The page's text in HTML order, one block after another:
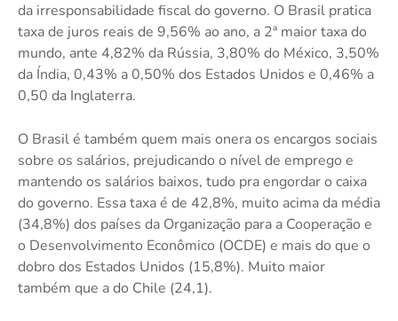
da irresponsabilidade fiscal do governo. O Brasil pratica
taxa de juros reais de 9,56% ao ano, a 2ª maior taxa do
mundo, ante 4,82% da Rússia, 3,80% do México, 3,50%
da Índia, 0,43% a 0,50% dos Estados Unidos e 0,46% a
0,50 da Inglaterra.
O Brasil é também quem mais onera os encargos sociais
sobre os salários, prejudicando o nível de emprego e
mantendo os salários baixos, tudo pra engordar o caixa
do governo. Essa taxa é de 42,8%, muito acima da média
(34,8%) dos países da Organização para a Cooperação e
o Desenvolvimento Econômico (OCDE) e mais do que o
dobro dos Estados Unidos (15,8%). Muito maior
também que a do Chile (24,1).